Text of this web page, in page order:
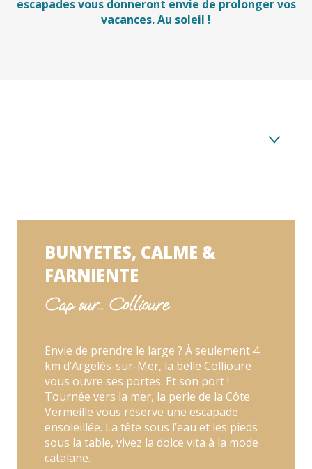
escapades vous donneront envie de prolonger vos
vacances. Au soleil !
BUNYETES, CALME &
FARNIENTE
Cap sur... Collioure
Envie de prendre le large ? À seulement 4
km d’Argelès-sur-Mer, la belle Collioure
vous ouvre ses portes. Et son port !
Tournée vers la mer, la perle de la Côte
Vermeille vous réserve une escapade
ensoleillée. La tête sous l’eau et les pieds
sous la table, vivez la dolce vita à la mode
catalane.